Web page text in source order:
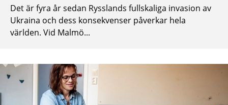
Det är fyra år sedan Rysslands fullskaliga invasion av
Ukraina och dess konsekvenser påverkar hela
världen. Vid Malmö...